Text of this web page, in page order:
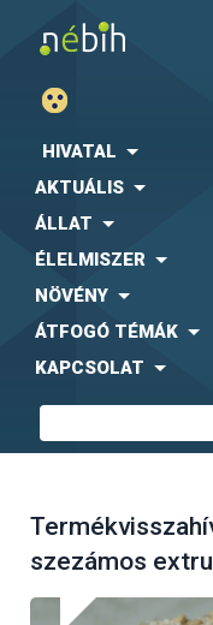
HIVATAL
AKTUÁLIS
ÁLLAT
ÉLELMISZER
NÖVÉNY
ÁTFOGÓ TÉMÁK
KAPCSOLAT
szezámos